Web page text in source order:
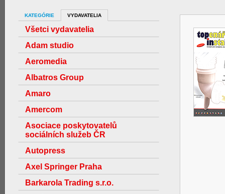
KATEGÓRIE VYDAVATELIA
Všetci vydavatelia
Adam studio
Aeromedia
Albatros Group
Amaro
Amercom
Asociace poskytovatelů
sociálních služeb ČR
Autopress
Axel Springer Praha
Barkarola Trading s.r.o.